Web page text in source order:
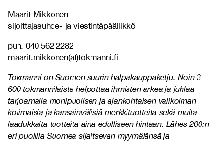
Maarit Mikkonen
sijoittajasuhde- ja viestintäpäällikkö
puh. 040 562 2282
maarit.mikkonen(at)tokmanni.fi
Tokmanni on Suomen suurin halpakauppaketju. Noin 3
600 tokmannilaista helpottaa ihmisten arkea ja juhlaa
tarjoamalla monipuolisen ja ajankohtaisen valikoiman
kotimaisia ja kansainvälisiä merkkituotteita sekä muita
laadukkaita tuotteita aina edulliseen hintaan. Lähes 200:n
eri puolilla Suomea sijaitsevan myymälänsä ja